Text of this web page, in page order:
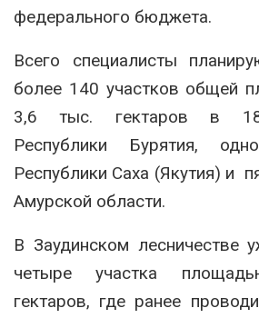
федерального бюджета.
Всего специалисты
более 140 участков общей
3,6 тыс. гектаров в 18
Республики Бурятия,
Республики Саха (Якутия) и
Амурской области.
В Заудинском лесничестве
четыре участка
гектаров, где ранее